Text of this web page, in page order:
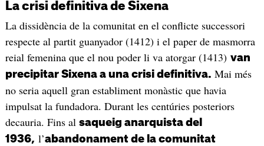
La crisi definitiva de Sixena
La dissidència de la comunitat en el conflicte successori
respecte al partit guanyador (1412) i el paper de masmorra
reial femenina que el nou poder li va atorgar (1413) van
precipitar Sixena a una crisi definitiva. Mai més
no seria aquell gran establiment monàstic que havia
impulsat la fundadora. Durant les centúries posteriors
decauria. Fins al saqueig anarquista del
1936, l’abandonament de la comunitat